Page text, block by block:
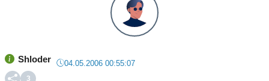
Shloder 04.05.2006 00:55:07
3